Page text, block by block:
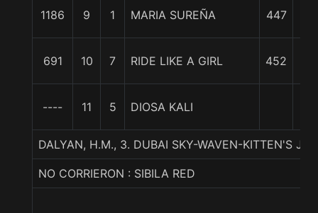
1186 9 1 MARIA SUREÑA 447
691 10 7 RIDE LIKE A GIRL 452
---- 11 5 DIOSA KALI
DALYAN, H.M., 3. DUBAI SKY-WAVEN-KITTEN'S JOY
NO CORRIERON : SIBILA RED